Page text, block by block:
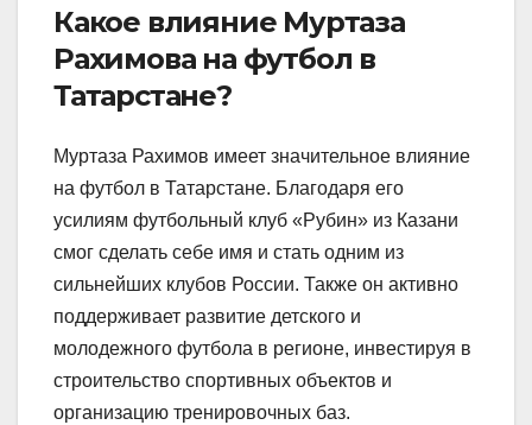
Какое влияние Муртаза
Рахимова на футбол в
Татарстане?
Муртаза Рахимов имеет значительное влияние
на футбол в Татарстане. Благодаря его
усилиям футбольный клуб «Рубин» из Казани
смог сделать себе имя и стать одним из
сильнейших клубов России. Также он активно
поддерживает развитие детского и
молодежного футбола в регионе, инвестируя в
строительство спортивных объектов и
организацию тренировочных баз.